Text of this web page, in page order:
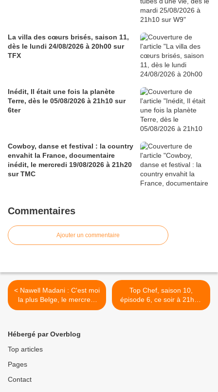
La villa des cœurs brisés, saison 11,
dès le lundi 24/08/2026 à 20h00 sur
TFX
Inédit, Il était une fois la planète
Terre, dès le 05/08/2026 à 21h10 sur
6ter
Cowboy, danse et festival : la country
envahit la France, documentaire
inédit, le mercredi 19/08/2026 à 21h20
sur TMC
Commentaires
Ajouter un commentaire
< Nawell Madani : C'est moi
la plus Belge, le mercredi
13/03/19 à 21h sur C8
Top Chef, saison 10,
épisode 6, ce soir à 21h00
sur M6 >
Hébergé par Overblog
Top articles
Pages
Contact